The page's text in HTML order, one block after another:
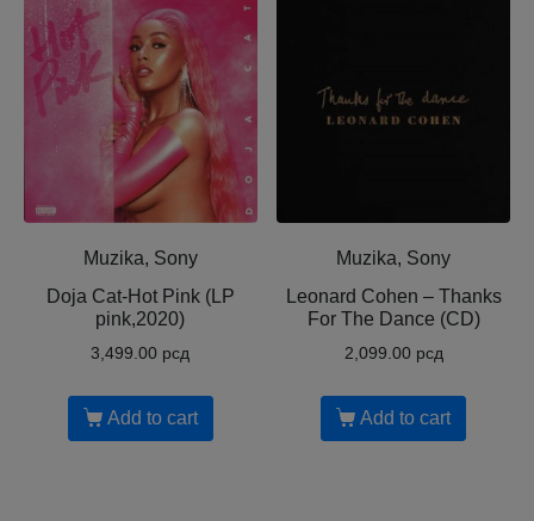
Muzika, Sony
Doja Cat-Hot Pink (LP
pink,2020)
3,499.00 рсд
Add to cart
Muzika, Sony
Leonard Cohen ‎– Thanks
For The Dance (CD)
2,099.00 рсд
Add to cart